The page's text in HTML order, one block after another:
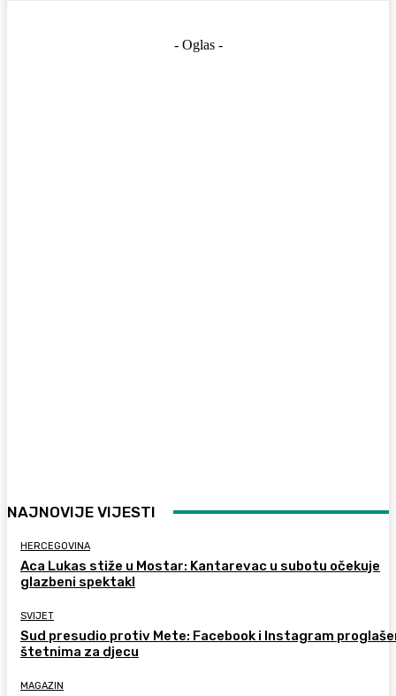
- Oglas -
NAJNOVIJE VIJESTI
HERCEGOVINA
Aca Lukas stiže u Mostar: Kantarevac u subotu očekuje
glazbeni spektakl
SVIJET
Sud presudio protiv Mete: Facebook i Instagram
štetnima za djecu
MAGAZIN